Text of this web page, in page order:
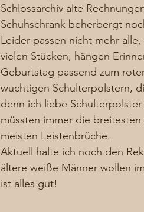
Schlossarchiv alte
Schuhschrank beherbergt
Leider passen nicht mehr
vielen Stücken, hängen
Geburtstag passend zum
wuchtigen Schulterpolstern,
denn ich liebe
müssten immer die
meisten Leistenbrüche.
Aktuell halte ich noch den
ältere weiße Männer wollen
ist alles gut!